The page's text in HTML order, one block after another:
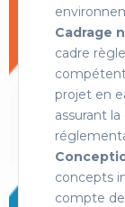
Cadrage
cadre
projet en
assurant
concepts
compte